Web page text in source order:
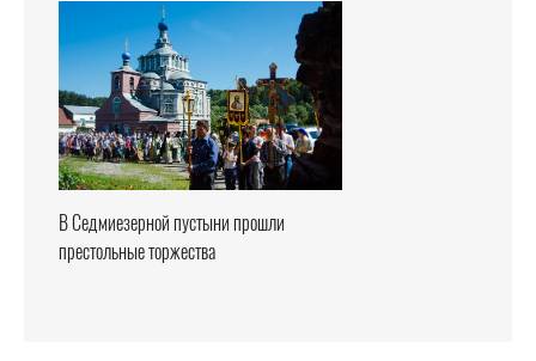
В Седмиезерной пустыни прошли
престольные торжества